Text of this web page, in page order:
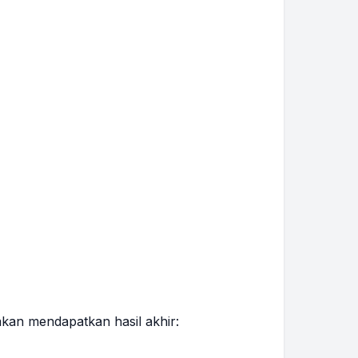
mendapatkan hasil akhir: